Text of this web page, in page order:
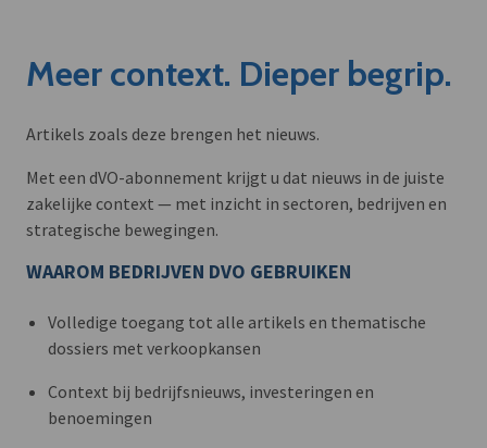
Meer context. Dieper begrip.
Artikels zoals deze brengen het nieuws.
Met een dVO-abonnement krijgt u dat nieuws in de juiste
zakelijke context — met inzicht in sectoren, bedrijven en
strategische bewegingen.
WAAROM BEDRIJVEN DVO GEBRUIKEN
Volledige toegang tot alle artikels en thematische
dossiers met verkoopkansen
Context bij bedrijfsnieuws, investeringen en
benoemingen